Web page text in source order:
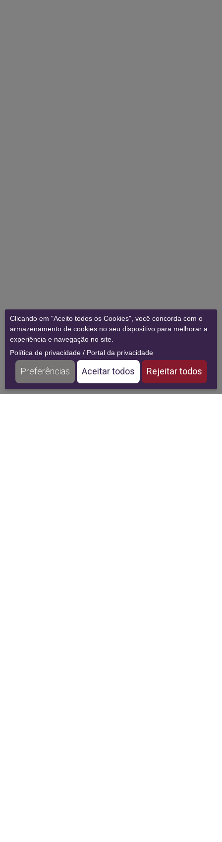
Clicando em "Aceito todos os Cookies", você concorda com o
armazenamento de cookies no seu dispositivo para melhorar a
experiência e navegação no site.
Política de privacidade / Portal da privacidade
Preferências Aceitar todos Rejeitar todos